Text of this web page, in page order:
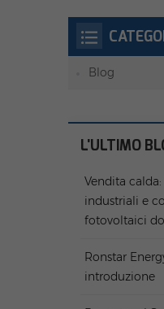
Blog
L'ULTIMO
Vendita
industriali e
fotovoltaici
Ronstar
introduzione